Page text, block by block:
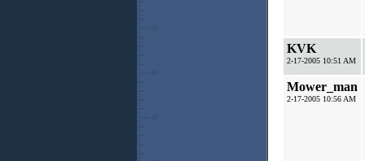
KVK
2-17-2005 10:51 AM
Mower_man
2-17-2005 10:56 AM